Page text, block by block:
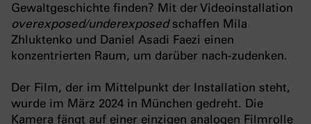
Gewaltgeschichte finden? Mit der Videoinstallation
overexposed/underexposedschaffen Mila
Zhluktenko und Daniel Asadi Faezi einen
konzentrierten Raum, um darüber nach-zudenken.
Der Film, der im Mittelpunkt der Installation steht,
wurde im März 2024 in München gedreht. Die
Kamera fängt auf einer einzigen analogen Filmrolle